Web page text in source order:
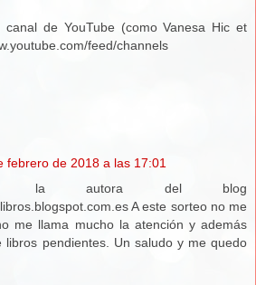
de YouTube (como Vanesa Hic et
feed/channels
febrero de 2018 a las 17:01
la autora del blog
A este sorteo no me
me llama mucho la atención y además
libros pendientes. Un saludo y me quedo